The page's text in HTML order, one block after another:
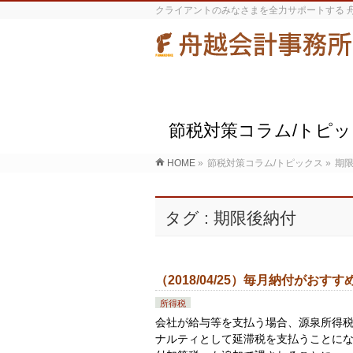
クライアントのみなさまを全力サポートする
節税対策コラム/トピ
HOME » 節税対策コラム/トピックス » 期
タグ : 期限後納付
（2018/04/25）毎月納付がおすす
所得税
会社が給与等を支払う場合、源泉所得
ナルティとして延滞税を支払うことに